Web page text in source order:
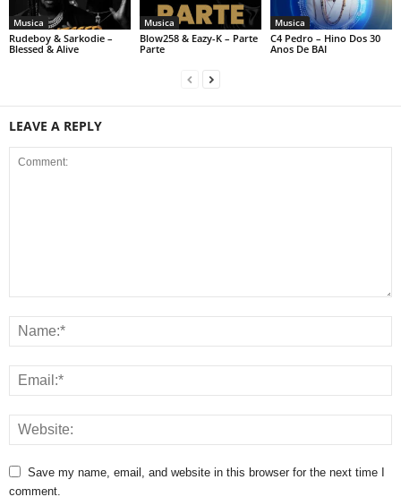
Musica
Rudeboy & Sarkodie –
Blessed & Alive
Musica
Blow258 & Eazy-K – Parte
Parte
Musica
C4 Pedro – Hino Dos 30
Anos De BAI
LEAVE A REPLY
Save my name, email, and website in this browser for the next time I
comment.